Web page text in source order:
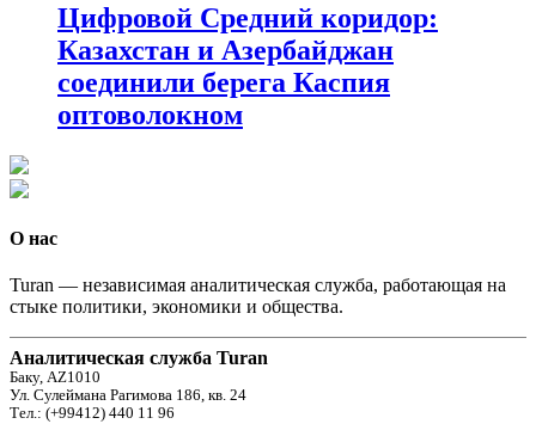
Цифровой Средний коридор:
Казахстан и Азербайджан
соединили берега Каспия
оптоволокном
О нас
Turan — независимая аналитическая служба, работающая на
стыке политики, экономики и общества.
Аналитическая служба Turan
Баку, AZ1010
Ул. Сулеймана Рагимова 186, кв. 24
Тел.: (+99412) 440 11 96